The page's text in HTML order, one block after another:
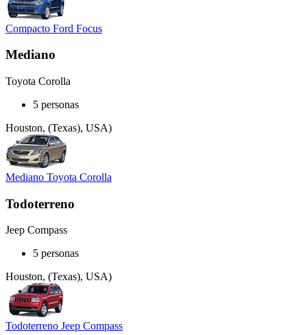
Compacto Ford Focus
Mediano
Toyota Corolla
5 personas
Houston, (Texas), USA)
Mediano Toyota Corolla
Todoterreno
Jeep Compass
5 personas
Houston, (Texas), USA)
Todoterreno Jeep Compass